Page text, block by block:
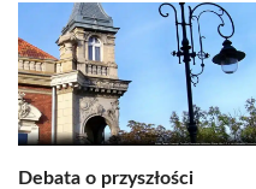
Debata o przyszłości